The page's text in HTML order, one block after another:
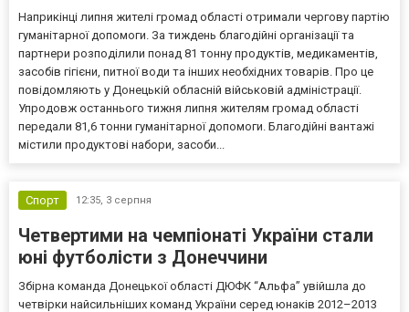
Наприкінці липня жителі громад області отримали чергову партію
гуманітарної допомоги. За тиждень благодійні організації та
партнери розподілили понад 81 тонну продуктів, медикаментів,
засобів гігієни, питної води та інших необхідних товарів. Про це
повідомляють у Донецькій обласній військовій адміністрації.
Упродовж останнього тижня липня жителям громад області
передали 81,6 тонни гуманітарної допомоги. Благодійні вантажі
містили продуктові набори, засоби...
Спорт 12:35, 3 серпня
Четвертими на чемпіонаті України стали
юні футболісти з Донеччини
Збірна команда Донецької області ДЮФК “Альфа” увійшла до
четвірки найсильніших команд України серед юнаків 2012–2013